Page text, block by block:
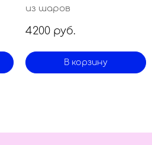
из шаров
4200 руб.
В корзину